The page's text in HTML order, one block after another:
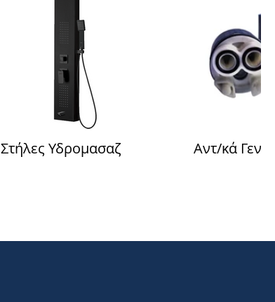
Στήλες Υδρομασαζ Αντ/κά